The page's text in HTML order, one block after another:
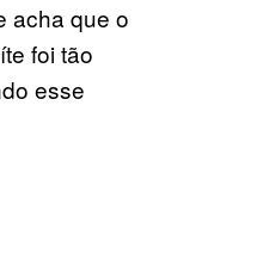
acha que o
foi tão
esse